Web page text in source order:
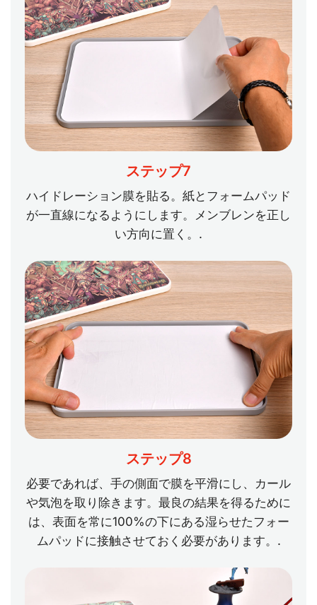
ステップ7
ハイドレーション膜を貼る。紙とフォームパッド
が一直線になるようにします。メンブレンを正し
い方向に置く。.
ステップ8
必要であれば、手の側面で膜を平滑にし、カール
や気泡を取り除きます。最良の結果を得るために
は、表面を常に100%の下にある湿らせたフォー
ムパッドに接触させておく必要があります。.